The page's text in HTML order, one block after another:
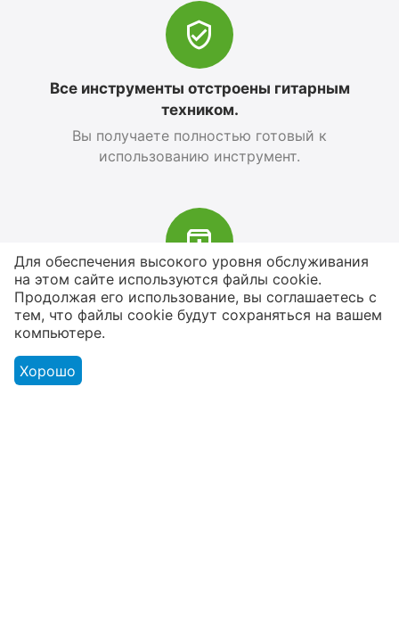
Все инструменты отстроены гитарным
техником.
Вы получаете полностью готовый к
использованию инструмент.
В наличии более 4000 наименований
товаров
От расходников до сценического
Для обеспечения высокого уровня обслуживания
на этом сайте используются файлы cookie.
Продолжая его использование, вы соглашаетесь с
тем, что файлы cookie будут сохраняться на вашем
компьютере.
Хорошо